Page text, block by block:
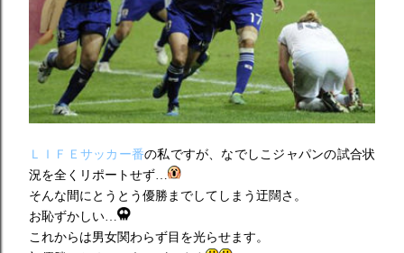
ＬＩＦＥサッカー番の私ですが、なでしこジャパンの試合状
況を全くリポートせず…
そんな間にとうとう優勝までしてしまう迂闊さ。
お恥ずかしい…
これからは男女関わらず目を光らせます。